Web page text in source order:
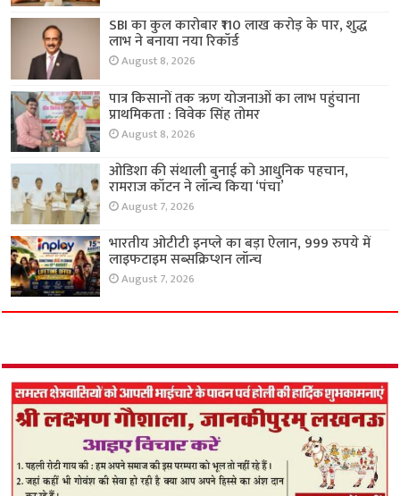
SBI का कुल कारोबार ₹110 लाख करोड़ के पार, शुद्ध
लाभ ने बनाया नया रिकॉर्ड
August 8, 2026
पात्र किसानों तक ऋण योजनाओं का लाभ पहुंचाना
प्राथमिकता : विवेक सिंह तोमर
August 8, 2026
ओडिशा की संथाली बुनाई को आधुनिक पहचान,
रामराज कॉटन ने लॉन्च किया ‘पंचा’
August 7, 2026
भारतीय ओटीटी इनप्ले का बड़ा ऐलान, 999 रुपये में
लाइफटाइम सब्सक्रिप्शन लॉन्च
August 7, 2026